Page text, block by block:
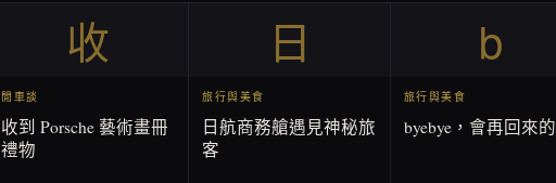
收
閒車談
收到 Porsche 藝術畫冊
禮物
日
旅行與美食
日航商務艙遇見神秘旅
客
b
旅行與美食
byebye，會再回來的